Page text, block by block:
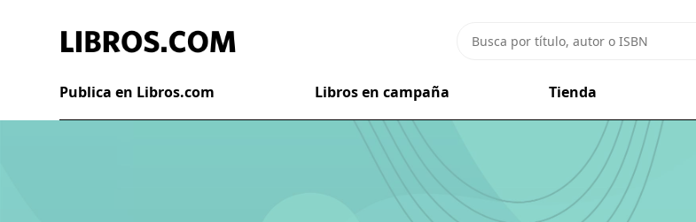
Publica en Libros.com Libros en campaña Tienda